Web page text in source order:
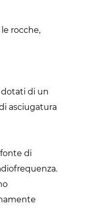
rocche,
dotati di un
asciugatura
di